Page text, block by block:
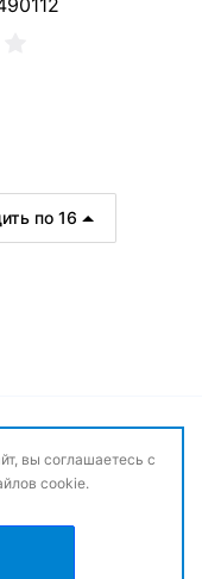
по 16
вы соглашаетесь с
cookie.